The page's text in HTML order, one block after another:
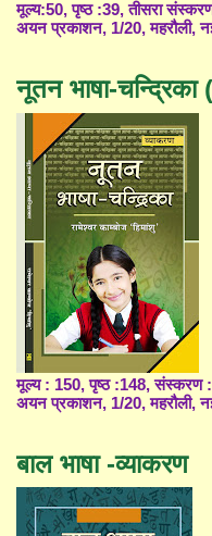
मूल्य:50, पृष्ठ :39, तीसरा
अयन प्रकाशन, 1/20, महरौली,
नूतन भाषा-चन्द्रिका
मूल्य : 150, पृष्ठ :148, संस्करण
अयन प्रकाशन, 1/20, महरौली,
बाल भाषा -व्याकरण